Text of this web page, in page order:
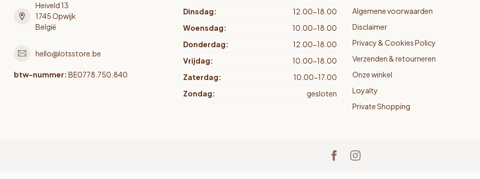
Heiveld 13
1745 Opwijk
België
hello@lotsstore.be
btw-nummer: BE0778.750.840
Dinsdag:
12.00-18.00
Woensdag:
10.00-18.00
Donderdag:
12.00-18.00
Vrijdag:
10.00-18.00
Zaterdag:
10.00-17.00
Zondag:
gesloten
Algemene voorwaarden
Disclaimer
Privacy & Cookies Policy
Verzenden & retourneren
Onze winkel
Loyalty
Private Shopping